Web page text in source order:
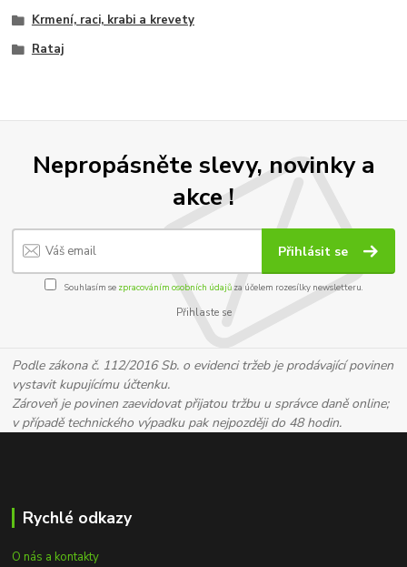
Krmení, raci, krabi a krevety
Rataj
Nepropásněte slevy, novinky a
akce !
Přihlásit se
Souhlasím se zpracováním osobních údajůza účelem rozesílky newsletteru.
Přihlaste se
Podle zákona č. 112/2016 Sb. o evidenci tržeb je prodávající povinen
vystavit kupujícímu účtenku.
Zároveň je povinen zaevidovat přijatou tržbu u správce daně online;
v případě technického výpadku pak nejpozději do 48 hodin.
Rychlé odkazy
O nás a kontakty